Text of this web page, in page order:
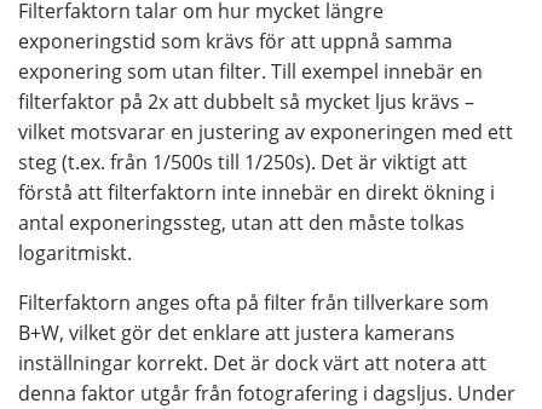
Filterfaktorn talar om hur mycket längre
exponeringstid som krävs för att uppnå samma
exponering som utan filter. Till exempel innebär en
filterfaktor på 2x att dubbelt så mycket ljus krävs –
vilket motsvarar en justering av exponeringen med ett
steg (t.ex. från 1/500s till 1/250s). Det är viktigt att
förstå att filterfaktorn inte innebär en direkt ökning i
antal exponeringssteg, utan att den måste tolkas
logaritmiskt.
Filterfaktorn anges ofta på filter från tillverkare som
B+W, vilket gör det enklare att justera kamerans
inställningar korrekt. Det är dock värt att notera att
denna faktor utgår från fotografering i dagsljus. Under